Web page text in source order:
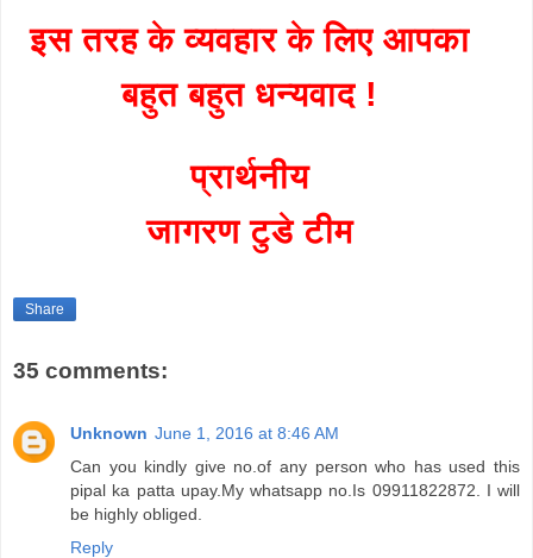
इस तरह के व्यवहार के लिए आपका
बहुत बहुत धन्यवाद !
प्रार्थनीय
जागरण टुडे टीम
Share
35 comments:
Unknown June 1, 2016 at 8:46 AM
Can you kindly give no.of any person who has used this
pipal ka patta upay.My whatsapp no.Is 09911822872. I will
be highly obliged.
Reply